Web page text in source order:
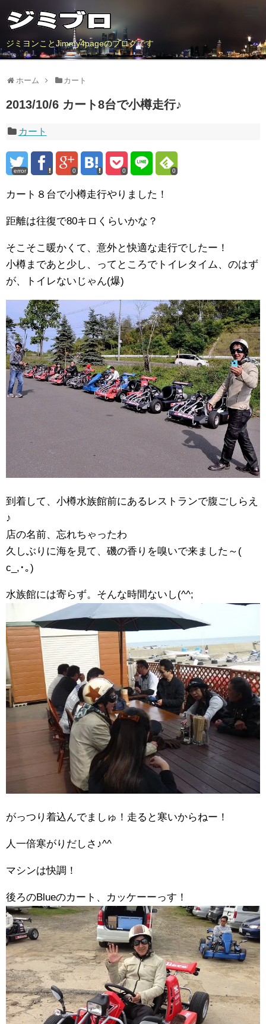
ジミヨンことJimmy4pageのブログです
ホーム カート
2013/10/6 カート8台で小樽走行♪
カート
error 0 0 0
カート８台で小樽走行やりました！
距離は往復で80キロくらいかな？
そこそこ暖かくて、意外と快適な走行でしたー！
小樽まであと少し、ってところでトイレタイム、のはず
が、トイレないじゃん(爆)
到着して、小樽水族館前にあるレストランで腹ごしらえ
♪
店の名前、忘れちゃったわ
久しぶりに海を見て、磯の香りを嗅いで来ました～(ゝ
c_,･｡)
水族館には寄らず。そんな時間ないし(^^;
がっつり着込んでましゅ！走ると寒いからねー！
人一倍寒がりだしさ♪^^
マシンは快調！
後ろのBlueのカート、カッケーーっす！